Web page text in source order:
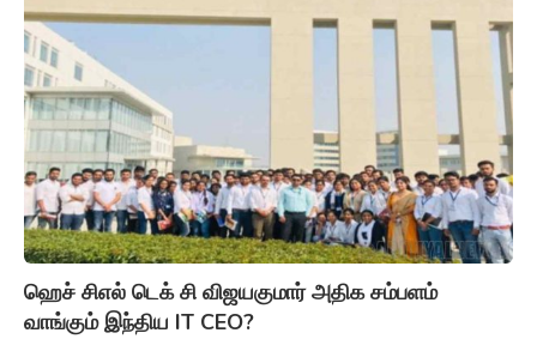
ஹெச் சிஎல் டெக் சி விஜயகுமார் அதிக சம்பளம்
வாங்கும் இந்திய IT CEO?